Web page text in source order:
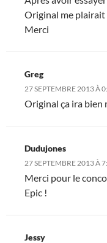
Original me plairait
Merci
Greg
27 SEPTEMBRE 2013 À
Original ça ira bien
Dudujones
27 SEPTEMBRE 2013 À
Merci pour le
Epic !
Jessy